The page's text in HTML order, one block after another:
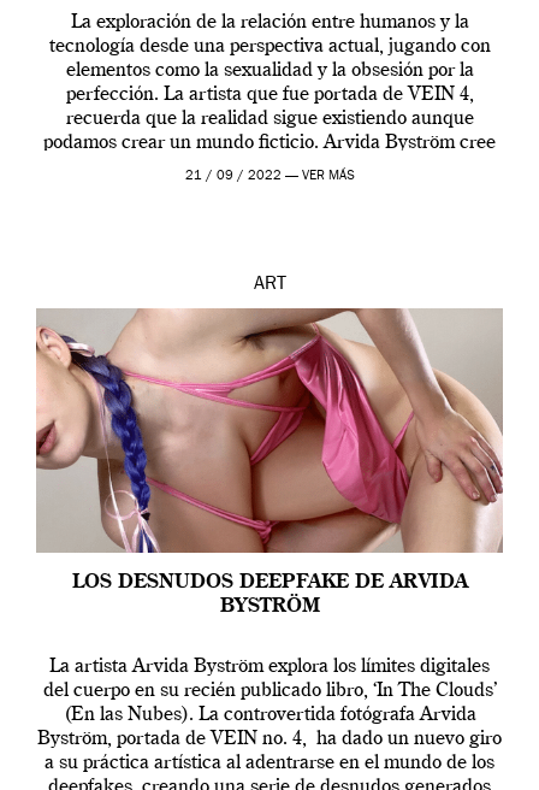
La exploración de la relación entre humanos y la
tecnología desde una perspectiva actual, jugando con
elementos como la sexualidad y la obsesión por la
perfección. La artista que fue portada de VEIN 4,
recuerda que la realidad sigue existiendo aunque
podamos crear un mundo ficticio. Arvida Byström cree
que los humanos tienen un complejo […]
21 / 09 / 2022 — VER MÁS
ART
LOS DESNUDOS DEEPFAKE DE ARVIDA
BYSTRÖM
La artista Arvida Byström explora los límites digitales
del cuerpo en su recién publicado libro, ‘In The Clouds’
(En las Nubes). La controvertida fotógrafa Arvida
Byström, portada de VEIN no. 4, ha dado un nuevo giro
a su práctica artística al adentrarse en el mundo de los